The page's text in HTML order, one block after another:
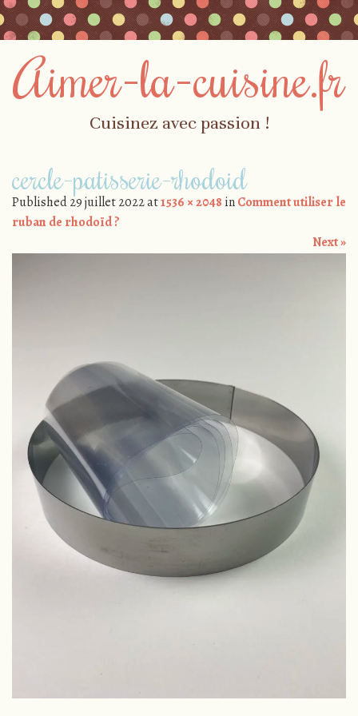
Aimer-la-cuisine.fr
Cuisinez avec passion !
Menu
cercle-patisserie-rhodoid
Published29 juillet 2022at1536 × 2048 inComment utiliser le
ruban de rhodoïd ?
Next »